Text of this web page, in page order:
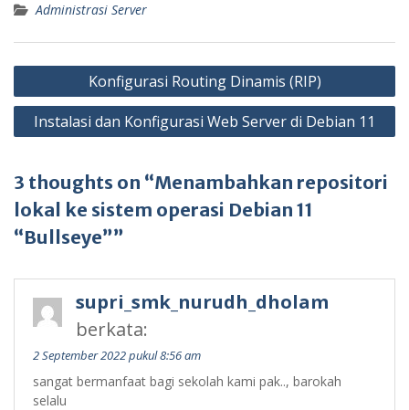
Administrasi Server
Navigasi
pos
Konfigurasi Routing Dinamis (RIP)
Instalasi dan Konfigurasi Web Server di Debian 11
3 thoughts on “Menambahkan repositori
lokal ke sistem operasi Debian 11
“Bullseye””
supri_smk_nurudh_dholam
berkata:
2 September 2022 pukul 8:56 am
sangat bermanfaat bagi sekolah kami pak.., barokah
selalu